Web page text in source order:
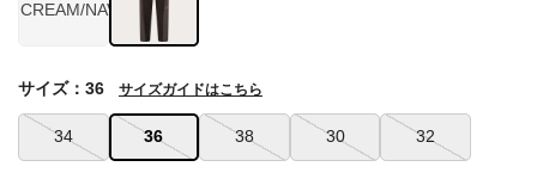
34 36 38 30 32
サイズ：36 サイズガイドはこちら